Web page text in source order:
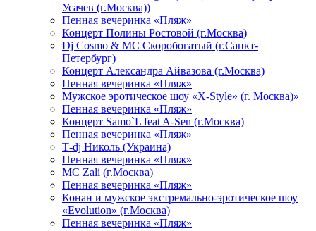
Усачев (г.Москва))
Пенная вечеринка «Пляж»
Концерт Полины Ростовой (г.Москва)
Dj Cosmo & МС Скоробогатый (г.Санкт-
Петербург)
Концерт Александра Айвазова (г.Москва)
Пенная вечеринка «Пляж»
Мужское эротическое шоу «X-Style» (г. Москва)»
Пенная вечеринка «Пляж»
Концерт Samo`L feat A-Sen (г.Москва)
Пенная вечеринка «Пляж»
Т-dj Николь (Украина)
Пенная вечеринка «Пляж»
МС Zali (г.Москва)
Пенная вечеринка «Пляж»
Конан и мужское экстремально-эротическое шоу
«Evolution» (г.Москва)
Пенная вечеринка «Пляж»